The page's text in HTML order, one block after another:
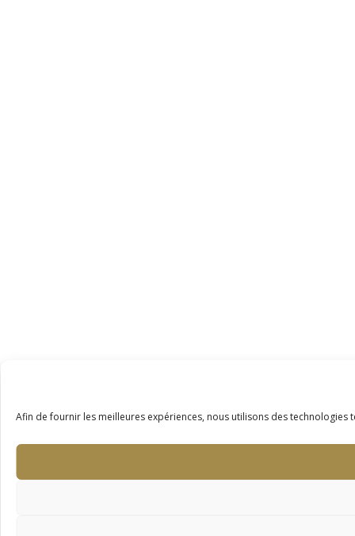
Afin de fournir les meilleures expériences, nous utilisons des